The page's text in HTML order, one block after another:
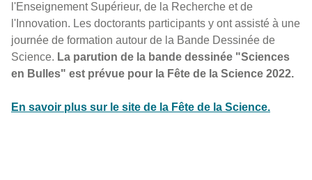
l'Enseignement Supérieur, de la Recherche et de
l'Innovation. Les doctorants participants y ont assisté à une
journée de formation autour de la Bande Dessinée de
Science. La parution de la bande dessinée "Sciences
en Bulles" est prévue pour la Fête de la Science 2022.
En savoir plus sur le site de la Fête de la Science.